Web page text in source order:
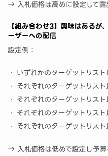
→ 入札価格は高めに設定して露
【組み合わせ3】興味はあるが
ーザーへの配信
設定例：
いずれかのターゲットリス
それぞれのターゲットリス
それぞれのターゲットリス
それぞれのターゲットリス
それぞれのターゲットリス
→ 入札価格は低めで設定し予算